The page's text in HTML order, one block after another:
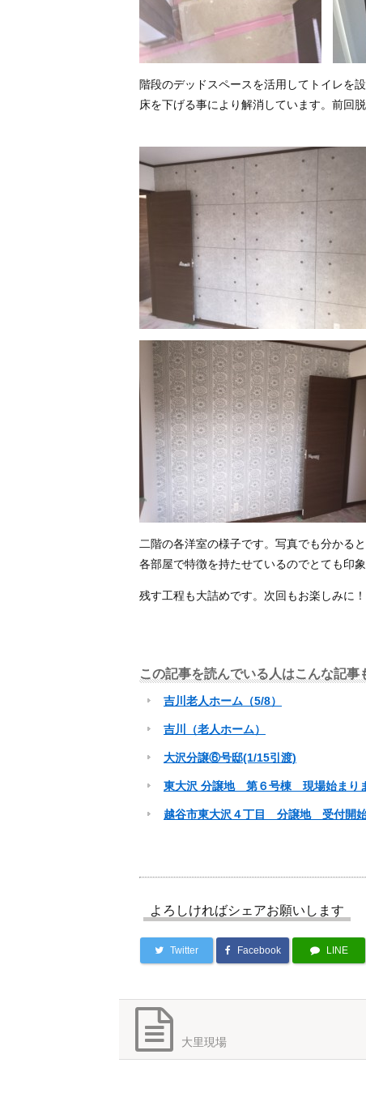
階段のデッドスペースを活用してトイレを
床を下げる事により解消しています。前回
二階の各洋室の様子です。写真でも分かる
各部屋で特徴を持たせているのでとても印象
残す工程も大詰めです。次回もお楽しみに！
この記事を読んでいる人はこんな記事
吉川老人ホーム（5/8）
吉川（老人ホーム）
大沢分譲⑥号邸(1/15引渡)
東大沢 分譲地 第６号棟 現場始まり
越谷市東大沢４丁目 分譲地 受付開
よろしければシェアお願いします
Twitter Facebook LINE
大里現場